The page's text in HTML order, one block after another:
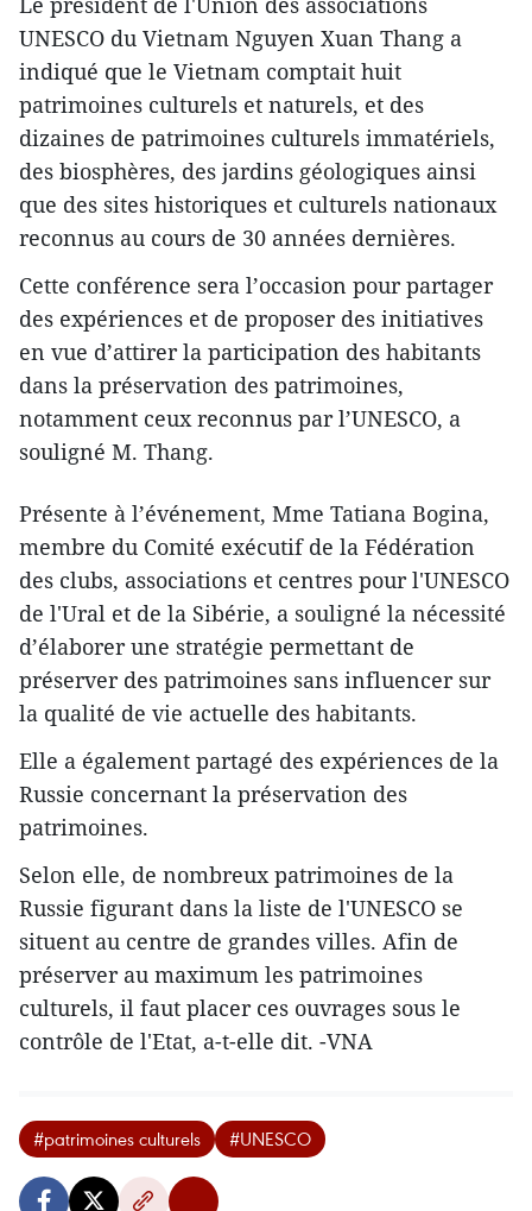
UNESCO du Vietnam Nguyen Xuan Thang a
indiqué que le Vietnam comptait huit
patrimoines culturels et naturels, et des
dizaines de patrimoines culturels immatériels,
des biosphères, des jardins géologiques ainsi
que des sites historiques et culturels nationaux
reconnus au cours de 30 années dernières.
Cette conférence sera l’occasion pour partager
des expériences et de proposer des initiatives
en vue d’attirer la participation des habitants
dans la préservation des patrimoines,
notamment ceux reconnus par l’UNESCO, a
souligné M. Thang.
Présente à l’événement, Mme Tatiana Bogina,
membre du Comité exécutif de la Fédération
des clubs, associations et centres pour l'UNESCO
de l'Ural et de la Sibérie, a souligné la nécessité
d’élaborer une stratégie permettant de
préserver des patrimoines sans influencer sur
la qualité de vie actuelle des habitants.
Elle a également partagé des expériences de la
Russie concernant la préservation des
patrimoines.
Selon elle, de nombreux patrimoines de la
Russie figurant dans la liste de l'UNESCO se
situent au centre de grandes villes. Afin de
préserver au maximum les patrimoines
culturels, il faut placer ces ouvrages sous le
contrôle de l'Etat, a-t-elle dit. -VNA
#patrimoines culturels #UNESCO